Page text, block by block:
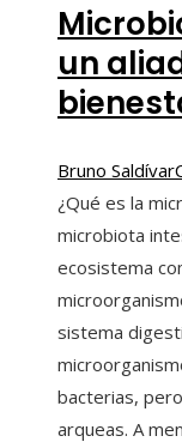
un
Bruno Saldívar
¿Qué es la
microbiota
ecosistema
sistema
bacterias,
arqueas. A